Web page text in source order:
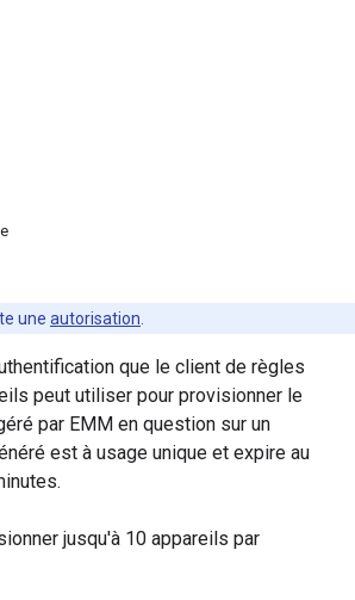
une autorisation
que le client de règles
peut utiliser pour provisionner le
par EMM en question sur un
est à usage unique et expire au
jusqu'à 10 appareils par